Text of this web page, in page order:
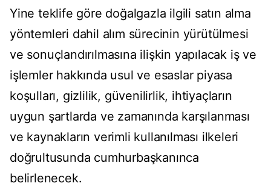
Yine teklife göre doğalgazla ilgili satın alma
yöntemleri dahil alım sürecinin yürütülmesi
ve sonuçlandırılmasına ilişkin yapılacak iş ve
işlemler hakkında usul ve esaslar piyasa
koşulları, gizlilik, güvenilirlik, ihtiyaçların
uygun şartlarda ve zamanında karşılanması
ve kaynakların verimli kullanılması ilkeleri
doğrultusunda cumhurbaşkanınca
belirlenecek.